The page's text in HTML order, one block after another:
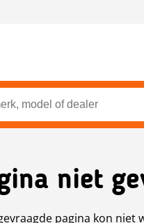
niet
pagina kon niet